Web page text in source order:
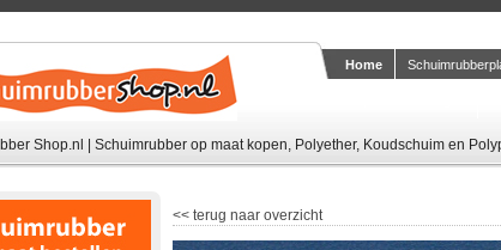
Shop.nl | Schuimrubber op maat kopen, Polyether, Koudschuim en
Home
<< terug naar overzicht